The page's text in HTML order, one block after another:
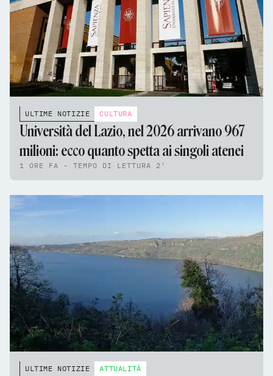
ULTIME NOTIZIE CULTURA
Università del Lazio, nel 2026 arrivano 967
milioni: ecco quanto spetta ai singoli atenei
1 ORE FA - TEMPO DI LETTURA 2'
ULTIME NOTIZIE ATTUALITÀ